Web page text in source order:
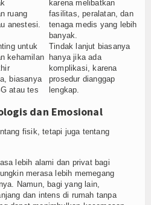
ruang
anestesi.
karena melibatkan
fasilitas, peralatan, dan
tenaga medis yang lebih
banyak.
untuk
kehamilan
biasanya
atau tes
Tindak lanjut biasanya
hanya jika ada
komplikasi, karena
prosedur dianggap
lengkap.
dan Emosional
fisik, tetapi juga tentang
lebih alami dan privat bagi
merasa lebih memegang
Namun, bagi yang lain,
dan intens di rumah tanpa